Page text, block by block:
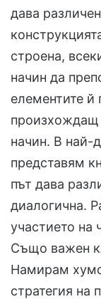
дава
строена,
начин да
елементите й
произхождащ
начин. В най-
представям
път дава
диалогична.
участието на
Също важен
Намирам
стратегия на